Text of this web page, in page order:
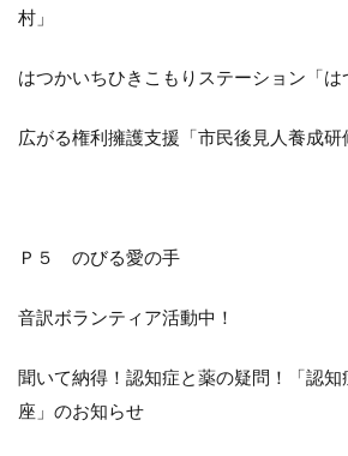
村」
はつかいちひきこもりステーション「は
広がる権利擁護支援「市民後見人養成研
Ｐ５ のびる愛の手
音訳ボランティア活動中！
聞いて納得！認知症と薬の疑問！「認
座」のお知らせ